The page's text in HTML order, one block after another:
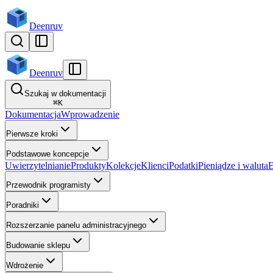
Deenruv
Deenruv
Szukaj w dokumentacji
⌘K
DokumentacjaWprowadzenie
Pierwsze kroki
Podstawowe koncepcje
UwierzytelnianieProduktyKolekcjeKlienciPodatkiPieniądze i waluta
Przewodnik programisty
Poradniki
Rozszerzanie panelu administracyjnego
Budowanie sklepu
Wdrożenie